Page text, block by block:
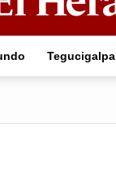
Tegucigalpa